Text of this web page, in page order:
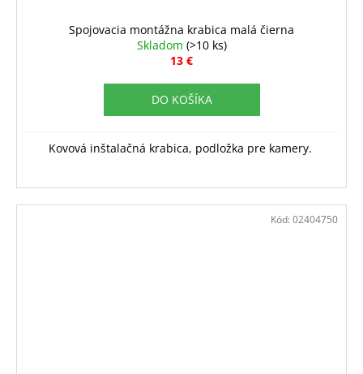
Spojovacia montážna krabica malá čierna
Skladom (>10 ks)
13 €
DO KOŠÍKA
Kovová inštalačná krabica, podložka pre kamery.
Kód: 02404750